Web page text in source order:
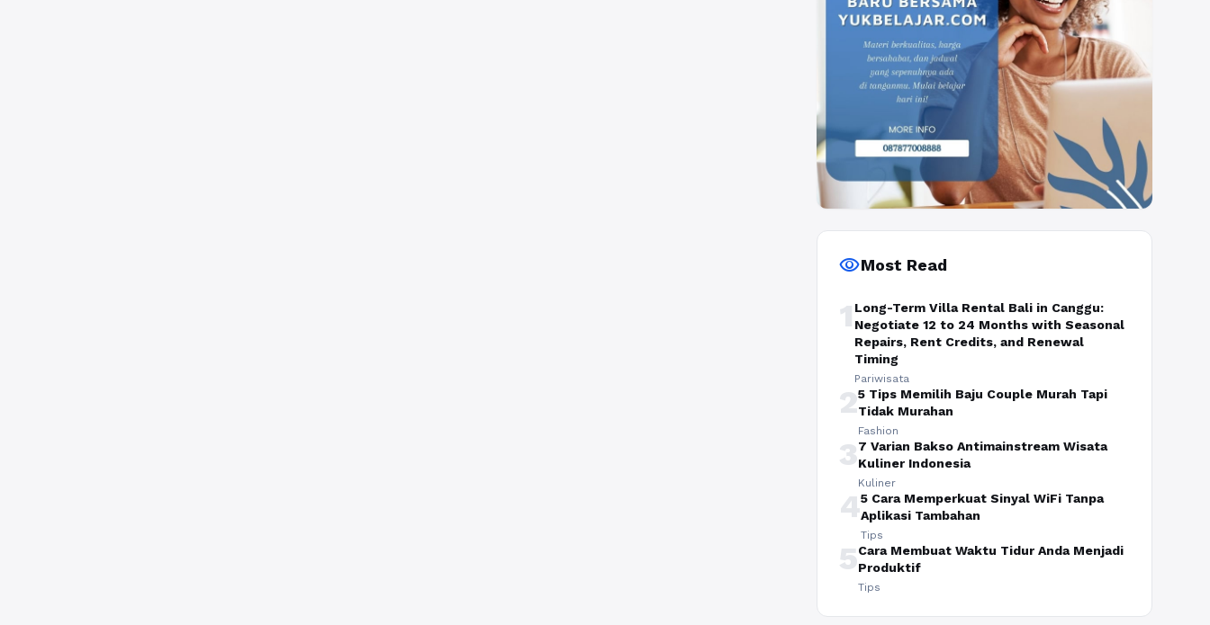
visibilityMost Read
1 Long-Term Villa Rental Bali in Canggu:
Negotiate 12 to 24 Months with Seasonal
Repairs, Rent Credits, and Renewal
Timing
Pariwisata
25 Tips Memilih Baju Couple Murah Tapi
Tidak Murahan
Fashion
37 Varian Bakso Antimainstream Wisata
Kuliner Indonesia
Kuliner
45 Cara Memperkuat Sinyal WiFi Tanpa
Aplikasi Tambahan
Tips
5Cara Membuat Waktu Tidur Anda Menjadi
Produktif
Tips